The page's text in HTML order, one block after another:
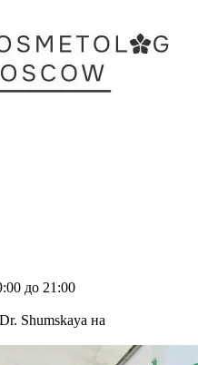
до 21:00
Shumskaya на